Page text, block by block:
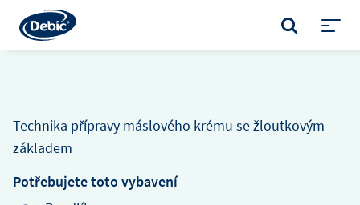
main
content
VYHLEDÁVÁNÍ
menu
Technika přípravy máslového krému se žloutkovým
základem
Potřebujete toto vybavení